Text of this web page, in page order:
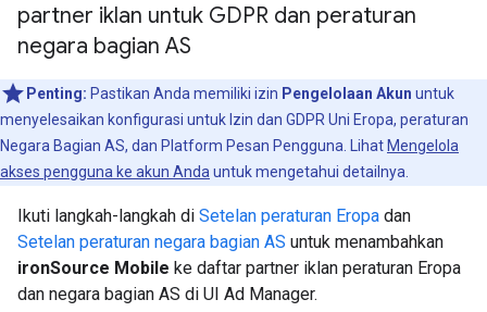
partner iklan untuk GDPR dan peraturan
negara bagian AS
Penting: Pastikan Anda memiliki izin Pengelolaan Akun untuk
menyelesaikan konfigurasi untuk Izin dan GDPR Uni Eropa, peraturan
Negara Bagian AS, dan Platform Pesan Pengguna. LihatMengelola
akses pengguna ke akun Anda untuk mengetahui detailnya.
Ikuti langkah-langkah di Setelan peraturan Eropa dan
Setelan peraturan negara bagian AS untuk menambahkan
ironSource Mobile ke daftar partner iklan peraturan Eropa
dan negara bagian AS di UI Ad Manager.